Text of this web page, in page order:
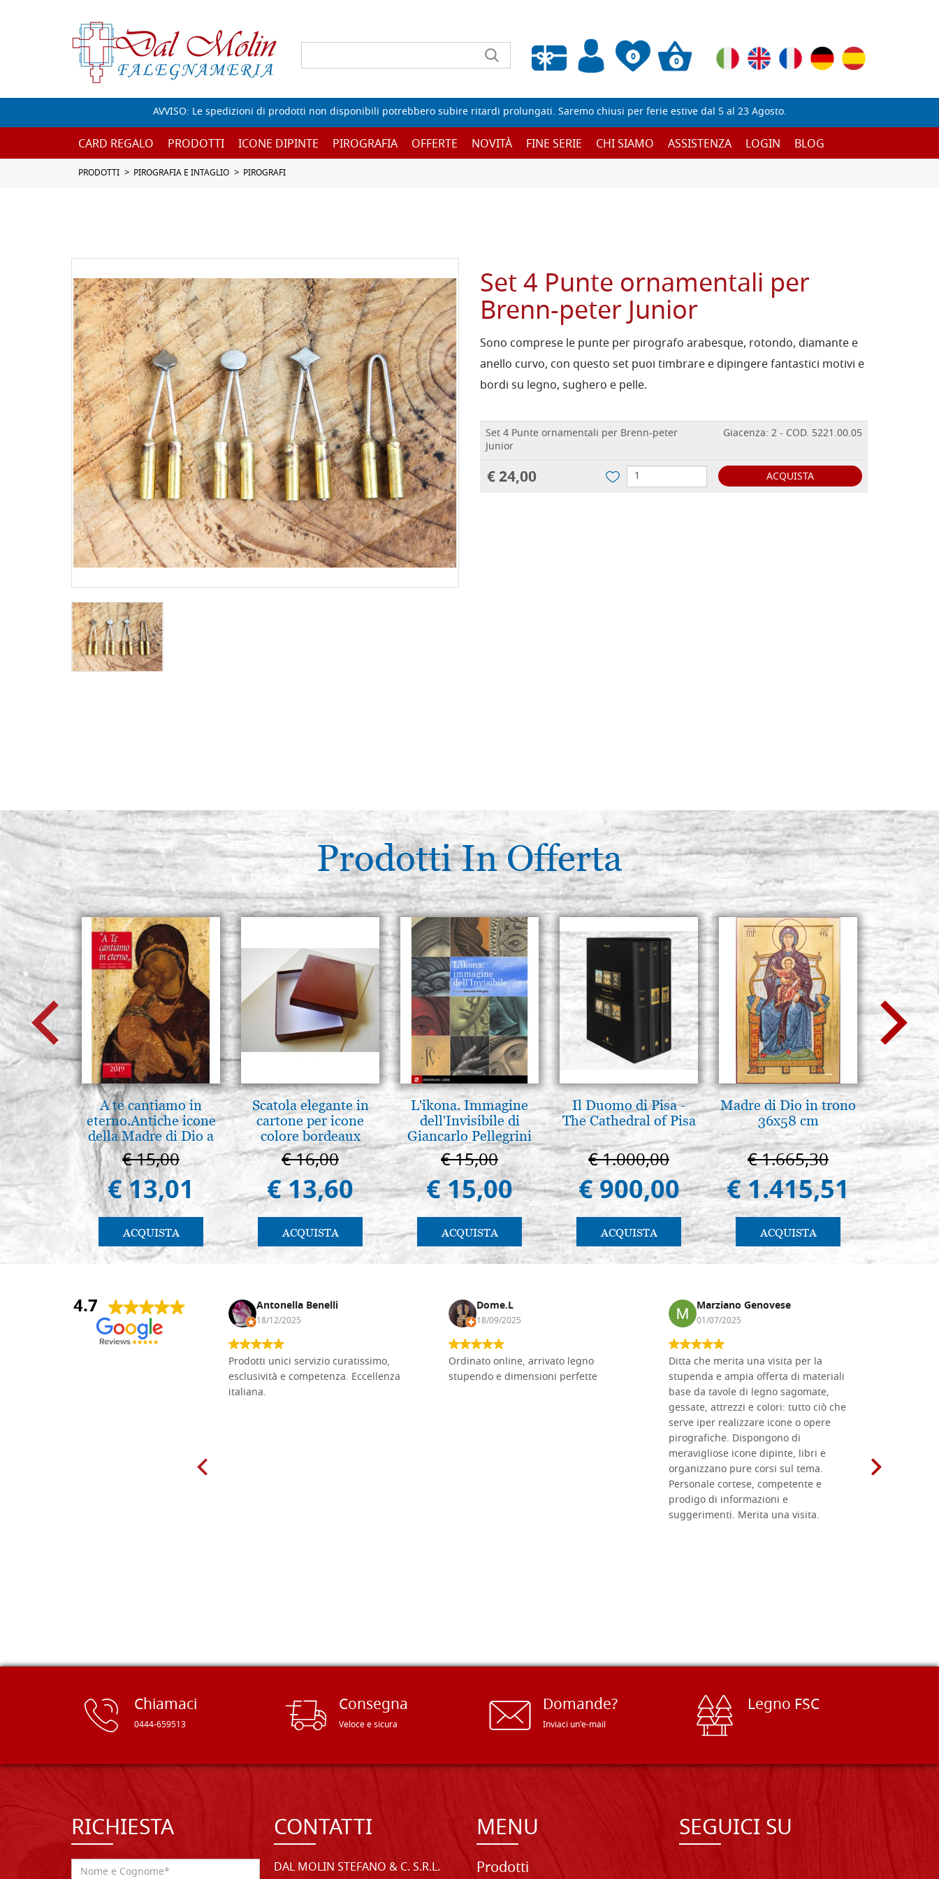
0
Wishlist vuota
0
AVVISO: Le spedizioni di prodotti non disponibili potrebbero subire ritardi prolungati. Saremo chiusi per ferie estive dal 5 al 23 Agosto.
CARD REGALO PRODOTTI ICONE DIPINTE PIROGRAFIA OFFERTE NOVITÀ FINE SERIE CHI SIAMO ASSISTENZA LOGIN BLOG
PRODOTTI PIROGRAFIA E INTAGLIO PIROGRAFI
Set 4 Punte ornamentali per
Brenn-peter Junior
Sono comprese le punte per pirografo arabesque, rotondo, diamante e
anello curvo, con questo set puoi timbrare e dipingere fantastici motivi e
bordi su legno, sughero e pelle.
Set 4 Punte ornamentali per Brenn-peter
Junior
Giacenza: 2 - COD. 5221.00.05
€ 24,00 ACQUISTA
Prodotti In Offerta
A te cantiamo in
eterno.Antiche icone
della Madre di Dio a
Vladimir e Suzdal
(libro-cal. 2019)
€ 15,00
€ 13,01
ACQUISTA
Scatola elegante in
cartone per icone
colore bordeaux
€ 16,00
€ 13,60
ACQUISTA
L'ikona. Immagine
dell'Invisibile di
Giancarlo Pellegrini
€ 15,00
€ 15,00
ACQUISTA
Il Duomo di Pisa -
The Cathedral of Pisa
€ 1.000,00
€ 900,00
ACQUISTA
Madre di Dio in trono
36x58 cm
€ 1.665,30
€ 1.415,51
ACQUISTA
Arte
€
4.7
Andrea Monguzzi Antonella Benelli
18/12/2025
Prodotti unici servizio curatissimo,
esclusività e competenza. Eccellenza
italiana.
Dome.L
18/09/2025
Ordinato online, arrivato legno
stupendo e dimensioni perfette
Marziano Genovese
01/07/2025
Ditta che merita una visita per la
stupenda e ampia offerta di materiali
base da tavole di legno sagomate,
gessate, attrezzi e colori: tutto ciò che
serve iper realizzare icone o opere
pirografiche. Dispongono di
meravigliose icone dipinte, libri e
organizzano pure corsi sul tema.
Personale cortese, competente e
prodigo di informazioni e
suggerimenti. Merita una visita.
Chiamaci
0444-659513
Consegna
Veloce e sicura
Domande?
Inviaci un'e-mail
Legno FSC
RICHIESTA CONTATTI
DAL MOLIN STEFANO & C. S.R.L.
MENU
Prodotti
SEGUICI SU